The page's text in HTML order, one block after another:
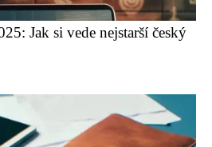
Jak si vede nejstarší český